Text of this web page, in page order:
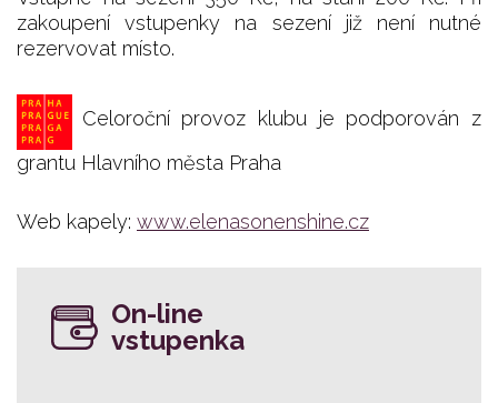
zakoupení vstupenky na sezení již není nutné
rezervovat místo.
Celoroční provoz klubu je podporován z
grantu Hlavního města Praha
Web kapely: www.elenasonenshine.cz
On-line
vstupenka